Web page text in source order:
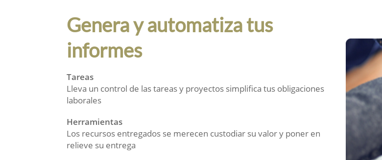
Genera y automatiza tus
informes
Tareas
Lleva un control de las tareas y proyectos simplifica tus obligaciones
laborales
Herramientas
Los recursos entregados se merecen custodiar su valor y poner en
relieve su entrega